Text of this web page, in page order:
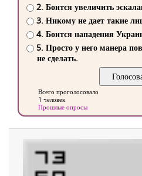
2. Боится увеличить
3. Никому не дает такие
4. Боится нападения
5. Просто у него манера
не сделать.
Всего проголосовало
1 человек
Прошлые опросы